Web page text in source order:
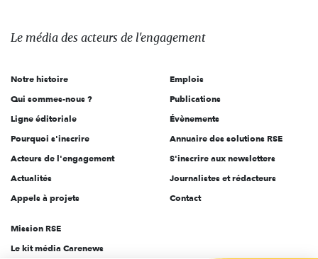
des
l'engagement
Le média des acteurs de l'engagement
Notre histoire
Qui sommes-nous ?
Ligne éditoriale
Pourquoi s'inscrire
Acteurs de l'engagement
Actualités
Appels à projets
Emplois
Publications
Évènements
Annuaire des solutions RSE
S'inscrire aux newsletters
Journalistes et rédacteurs
Contact
Mission RSE
Le kit média Carenews